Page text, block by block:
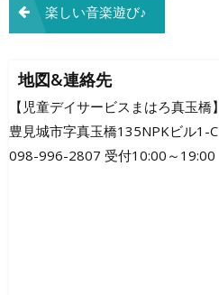
稿
ナ
ビ
ゲ
楽しい音楽遊び♪
地図&連絡先
【児童デイサービスまはろ真玉橋】
豊見城市字真玉橋135NPKビル1-C
098-996-2807 受付10:00～19:00